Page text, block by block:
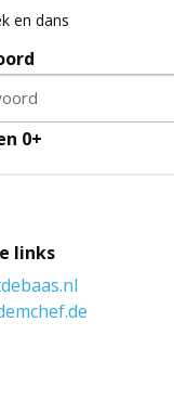
en dans
0+
links